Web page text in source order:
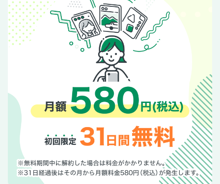
読者の登山ノート
読者紀行
【連載】チリも積もれば地図読みドリル
【連載】GTR
【連載】ステップbyステップ山登り術
【連載】山岳・風景写真の教科書
今月の本棚
次号予告
情報欄
【連載】季節の山歩き